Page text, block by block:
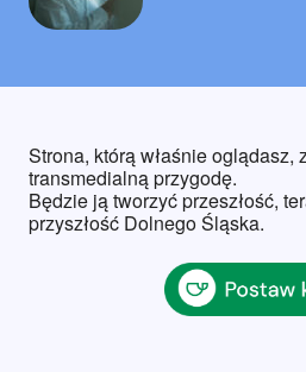
Strona, którą właśnie oglądasz,
transmedialną przygodę.
Będzie ją tworzyć przeszłość,
przyszłość Dolnego Śląska.